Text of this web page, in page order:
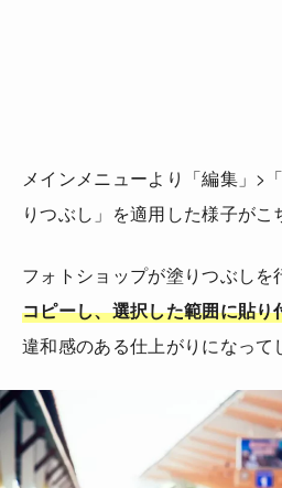
メインメニューより「編集」>
りつぶし」を適用した様子がこ
フォトショップが塗りつぶしを
コピーし、選択した範囲に貼り
違和感のある仕上がりになって